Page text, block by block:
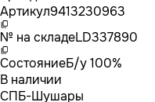
Артикул9413230963
№ на складеLD337890
СостояниеБ/у 100%
В наличии
СПБ-Шушары